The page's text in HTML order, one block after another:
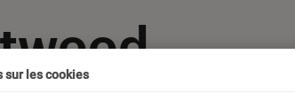
sur les cookies